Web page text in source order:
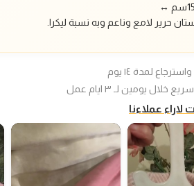
↔️
حرير لامع وناعم وبه نسبة ليكرا.
لمدة ١٤ يوم
يومين لـ ٣ ايام عمل
لاراء عملاءنا